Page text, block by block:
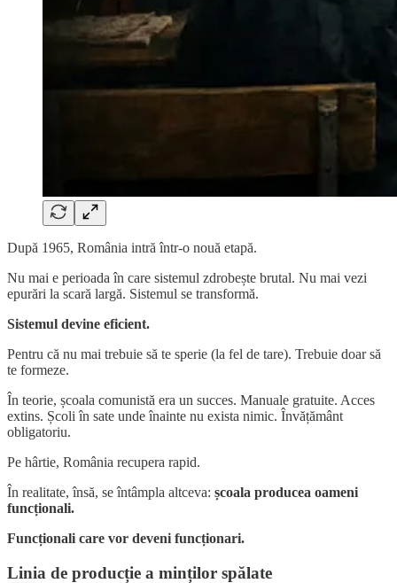
După 1965, România intră într-o nouă etapă.
Nu mai e perioada în care sistemul zdrobește brutal. Nu mai vezi
epurări la scară largă. Sistemul se transformă.
Sistemul devine eficient.
Pentru că nu mai trebuie să te sperie (la fel de tare). Trebuie doar să
te formeze.
În teorie, școala comunistă era un succes. Manuale gratuite. Acces
extins. Școli în sate unde înainte nu exista nimic. Învățământ
obligatoriu.
Pe hârtie, România recupera rapid.
În realitate, însă, se întâmpla altceva: școala producea oameni
funcționali.
Funcționali care vor deveni funcționari.
Linia de producție a minților spălate